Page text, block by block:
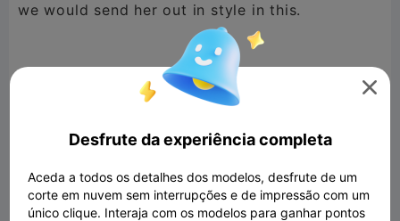
we would send her out in style in this.
But seriously this makes the absolute best
Cigarette Holder, coffin nails anyone?
Thanks Creative Username, this is such a great
conversation starter. ;)

Desfrute da experiência completa
Aceda a todos os detalhes dos modelos, desfrute de um
corte em nuvem sem interrupções e de impressão com um
único clique. Interaja com os modelos para ganhar pontos